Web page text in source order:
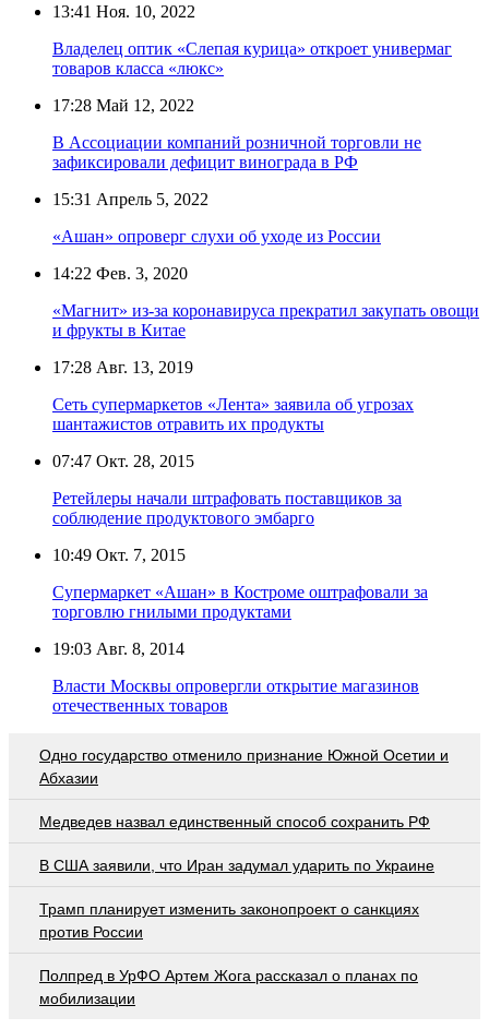
13:41 Ноя. 10, 2022
Владелец оптик «Слепая курица» откроет универмаг
товаров класса «люкс»
17:28 Май 12, 2022
В Ассоциации компаний розничной торговли не
зафиксировали дефицит винограда в РФ
15:31 Апрель 5, 2022
«Ашан» опроверг слухи об уходе из России
14:22 Фев. 3, 2020
«Магнит» из-за коронавируса прекратил закупать овощи
и фрукты в Китае
17:28 Авг. 13, 2019
Сеть супермаркетов «Лента» заявила об угрозах
шантажистов отравить их продукты
07:47 Окт. 28, 2015
Ретейлеры начали штрафовать поставщиков за
соблюдение продуктового эмбарго
10:49 Окт. 7, 2015
Супермаркет «Ашан» в Костроме оштрафовали за
торговлю гнилыми продуктами
19:03 Авг. 8, 2014
Власти Москвы опровергли открытие магазинов
отечественных товаров
Одно государство отменило признание Южной Осетии и
Абхазии
Медведев назвал единственный способ сохранить РФ
В США заявили, что Иран задумал ударить по Украине
Трамп планирует изменить законопроект о санкциях
против России
Полпред в УрФО Артем Жога рассказал о планах по
мобилизации